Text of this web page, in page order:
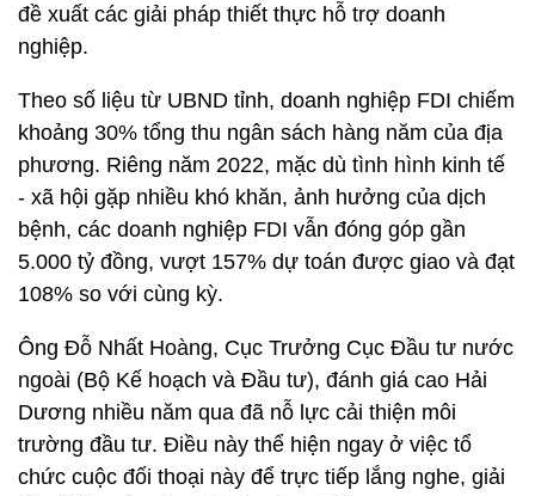
đề xuất các giải pháp thiết thực hỗ trợ doanh
nghiệp.
Theo số liệu từ UBND tỉnh, doanh nghiệp FDI chiếm
khoảng 30% tổng thu ngân sách hàng năm của địa
phương. Riêng năm 2022, mặc dù tình hình kinh tế
- xã hội gặp nhiều khó khăn, ảnh hưởng của dịch
bệnh, các doanh nghiệp FDI vẫn đóng góp gần
5.000 tỷ đồng, vượt 157% dự toán được giao và đạt
108% so với cùng kỳ.
Ông Đỗ Nhất Hoàng, Cục Trưởng Cục Đầu tư nước
ngoài (Bộ Kế hoạch và Đầu tư), đánh giá cao Hải
Dương nhiều năm qua đã nỗ lực cải thiện môi
trường đầu tư. Điều này thể hiện ngay ở việc tổ
chức cuộc đối thoại này để trực tiếp lắng nghe, giải